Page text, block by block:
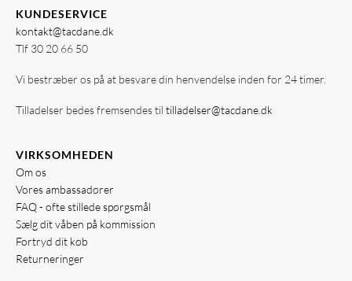
KUNDESERVICE
kontakt@tacdane.dk
Tlf 30 20 66 50
Vi bestræber os på at besvare din henvendelse inden for 24 timer.
Tilladelser bedes fremsendes til tilladelser@tacdane.dk
VIRKSOMHEDEN
Om os
Vores ambassadører
FAQ - ofte stillede spørgsmål
Sælg dit våben på kommission
Fortryd dit køb
Returneringer